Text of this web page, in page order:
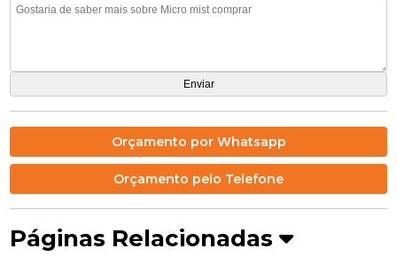
Orçamento por Whatsapp
Orçamento pelo Telefone
Páginas Relacionadas